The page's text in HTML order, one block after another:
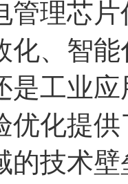
管理芯
化、智
是工业
优化提
的技术